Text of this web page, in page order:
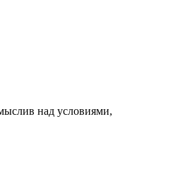
над условиями,